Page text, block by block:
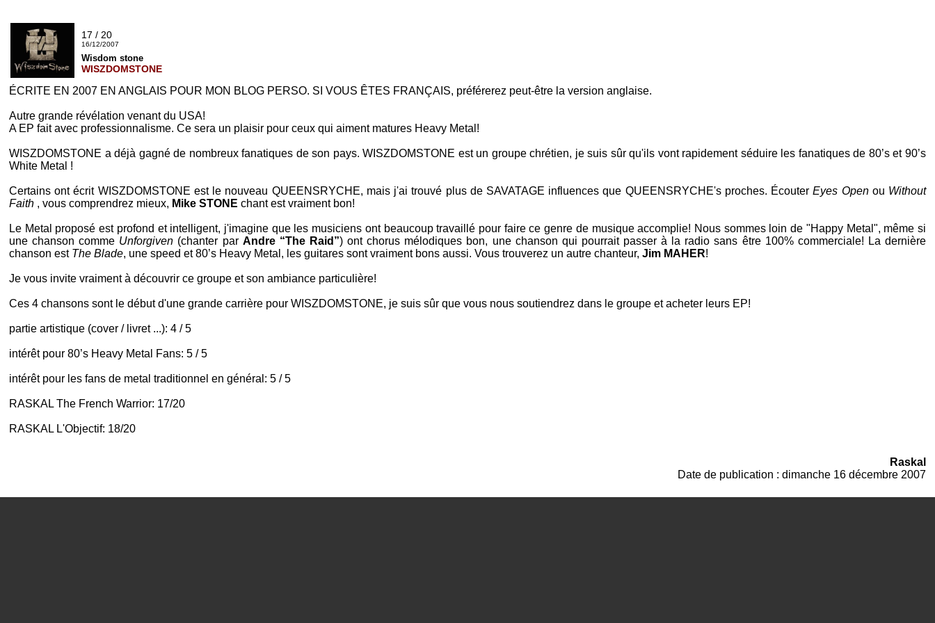
17 / 20
16/12/2007
Wisdom stone
WISZDOMSTONE
ÉCRITE EN 2007 EN ANGLAIS POUR MON BLOG PERSO. SI VOUS ÊTES FRANÇAIS, préférerez peut-être la version anglaise.
Autre grande révélation venant du USA!
A EP fait avec professionnalisme. Ce sera un plaisir pour ceux qui aiment matures Heavy Metal !
WISZDOMSTONE a déjà gagné de nombreux fanatiques de son pays.WISZDOMSTONE est un groupe chrétien, je suis sûr qu'ils vont rapidement séduire les fanatiques de 80’set90’s
White Metal !
Certains ont écrit WISZDOMSTONE est le nouveau QUEENSRYCHE, mais j'ai trouvé plus de SAVATAGE influences que QUEENSRYCHE's proches. ÉcouterEyes Openou Without
Faith , vous comprendrez mieux, Mike STONE chant est vraiment bon!
Le Metal proposé est profond et intelligent, j'imagine que les musiciens ont beaucoup travaillé pour faire ce genre de musique accomplie! Nous sommes loin de "Happy Metal ", même si
une chanson comme Unforgiven (chanter par Andre “The Raid”) ont chorus mélodiques bon, une chanson qui pourrait passer à la radio sans être 100% commerciale! La dernière
chanson est The Blade, une speed et80’s Heavy Metal , les guitares sont vraiment bons aussi. Vous trouverez un autre chanteur, Jim MAHER!
Je vous invite vraiment à découvrir ce groupe et son ambiance particulière!
Ces 4 chansons sont le début d'une grande carrière pour WISZDOMSTONE, je suis sûr que vous nous soutiendrez dans le groupe et acheter leurs EP!
partie artistique (cover / livret ...): 4 / 5
intérêt pour 80’s Heavy Metal Fans: 5 / 5
intérêt pour les fans de metal traditionnel en général: 5 / 5
RASKAL The French Warrior: 17/20
RASKAL L'Objectif: 18/20
Raskal
Date de publication : dimanche 16 décembre 2007